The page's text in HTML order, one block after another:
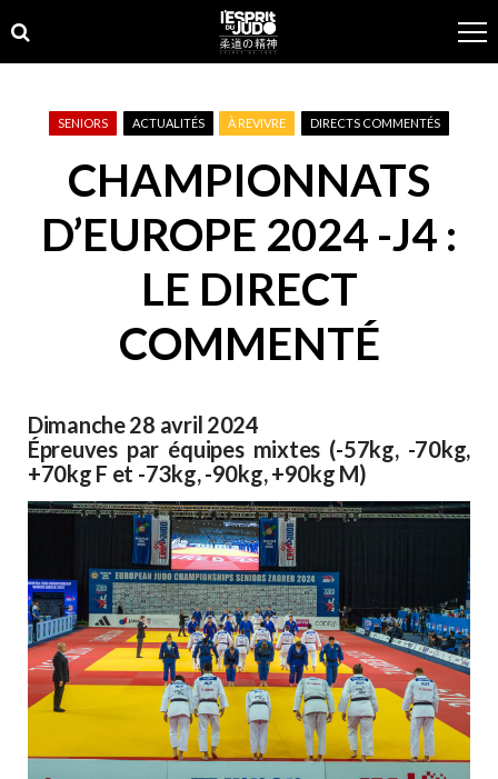
to
navigation
to
content
SENIORS ACTUALITÉS À REVIVRE DIRECTS COMMENTÉS
CHAMPIONNATS
D’EUROPE 2024 -J4 :
LE DIRECT
COMMENTÉ
Dimanche 28 avril 2024
Épreuves par équipes mixtes (-57kg, -70kg,
+70kg F et -73kg, -90kg, +90kg M)